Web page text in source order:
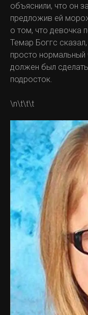
объяснили, что он
предложив ей
о том, что девочка
Темар Боггс
просто нормальный
должен был сделать
подросток.
\n\t\t\t